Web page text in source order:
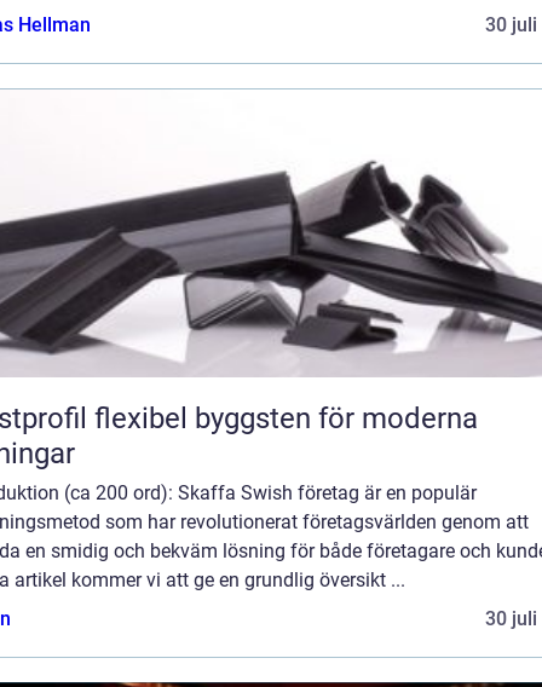
Hellman
30 juli
byggsten för moderna
(ca 200 ord): Skaffa Swish företag är en populär
som har revolutionerat företagsvärlden genom att
en smidig och bekväm lösning för både företagare och
artikel kommer vi att ge en grundlig översikt ...
30 juli